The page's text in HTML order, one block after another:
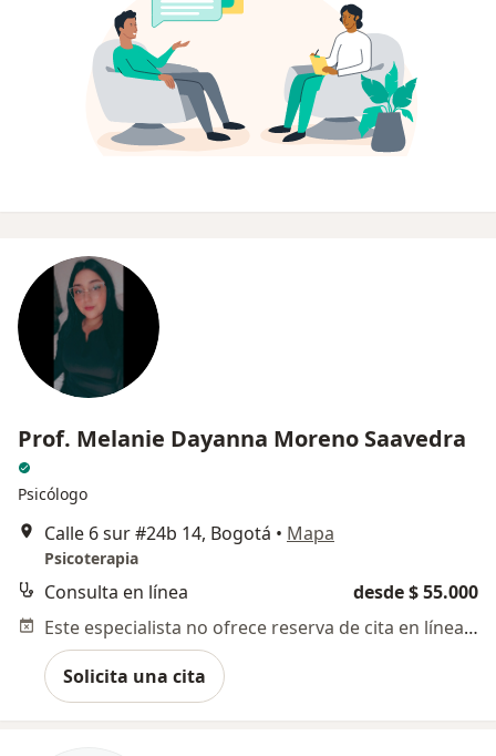
Prof. Melanie Dayanna Moreno Saavedra
Psicólogo
Calle 6 sur #24b 14, Bogotá • Mapa
Psicoterapia
Consulta en línea
desde $ 55.000
Este especialista no ofrece reserva de cita en línea en esta dirección.
Solicita una cita